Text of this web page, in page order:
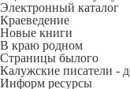
Электронный каталог
Краеведение
Новые книги
В краю родном
Страницы былого
Калужские писатели -
Информ ресурсы